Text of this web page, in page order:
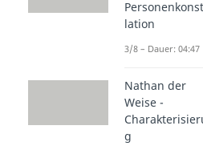
Das
lation
3/8 – Dauer: 04:47
Nathan der
Weise -
g